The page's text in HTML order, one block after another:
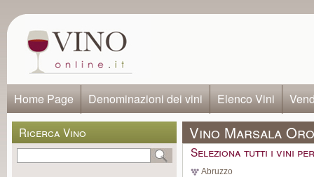
Home Page Denominazioni dei vini Elenco Vini
Ricerca Vino Vino Marsala
Seleziona tutti i vini
Abruzzo